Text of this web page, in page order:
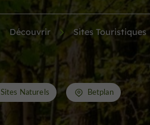
Découvrir Sites Touristiques
Sites Naturels Betplan